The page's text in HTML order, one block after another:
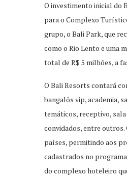
O investimento inicial do
para o Complexo
grupo, o Bali Park, que
como o Rio Lento e uma
total de R$ 5 milhões, a
O Bali Resorts contará
bangalôs vip, academia,
temáticos, receptivo,
convidados, entre
países, permitindo aos
cadastrados no
do complexo hoteleiro